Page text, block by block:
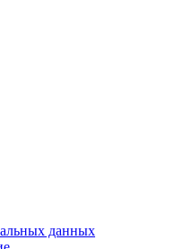
данных